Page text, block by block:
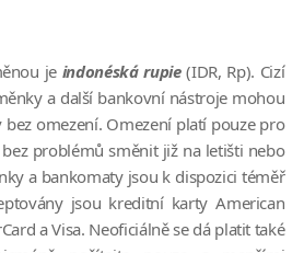
je indonéská rupie(IDR, Rp). Cizí
a další bankovní nástroje mohou
omezení. Omezení platí pouze pro
problémů směnit již na letišti nebo
a bankomaty jsou k dispozici téměř
jsou kreditní karty American
a Visa. Neoficiálně se dá platit také